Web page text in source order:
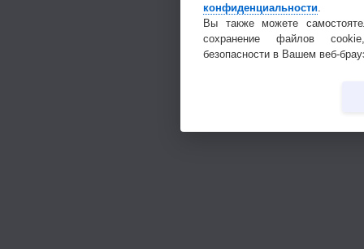
конфиденциальности
Вы также можете
сохранение файлов
безопасности в Вашем веб-